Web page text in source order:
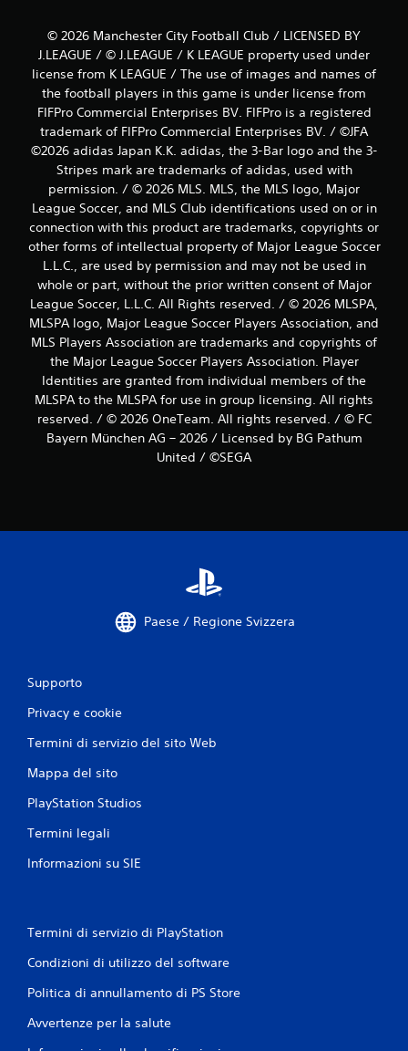
© 2026 Manchester City Football Club / LICENSED BY
J.LEAGUE / © J.LEAGUE / K LEAGUE property used under
license from K LEAGUE / The use of images and names of
the football players in this game is under license from
FIFPro Commercial Enterprises BV. FIFPro is a registered
trademark of FIFPro Commercial Enterprises BV. / ©JFA
©2026 adidas Japan K.K. adidas, the 3-Bar logo and the 3-
Stripes mark are trademarks of adidas, used with
permission. / © 2026 MLS. MLS, the MLS logo, Major
League Soccer, and MLS Club identifications used on or in
connection with this product are trademarks, copyrights or
other forms of intellectual property of Major League Soccer
L.L.C., are used by permission and may not be used in
whole or part, without the prior written consent of Major
League Soccer, L.L.C. All Rights reserved. / © 2026 MLSPA,
MLSPA logo, Major League Soccer Players Association, and
MLS Players Association are trademarks and copyrights of
the Major League Soccer Players Association. Player
Identities are granted from individual members of the
MLSPA to the MLSPA for use in group licensing. All rights
reserved. / © 2026 OneTeam. All rights reserved. / © FC
Bayern München AG – 2026 / Licensed by BG Pathum
United / ©SEGA
Paese / Regione Svizzera
Supporto
Privacy e cookie
Termini di servizio del sito Web
Mappa del sito
PlayStation Studios
Termini legali
Informazioni su SIE
Termini di servizio di PlayStation
Condizioni di utilizzo del software
Politica di annullamento di PS Store
Avvertenze per la salute